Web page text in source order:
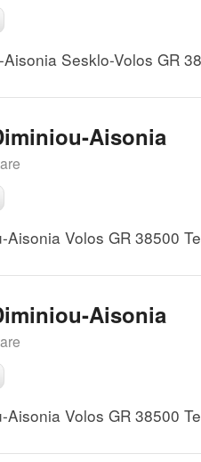
Sesklo-Volos GR
Aisonia
Aisonia Volos GR 38500
Aisonia
Aisonia Volos GR 38500